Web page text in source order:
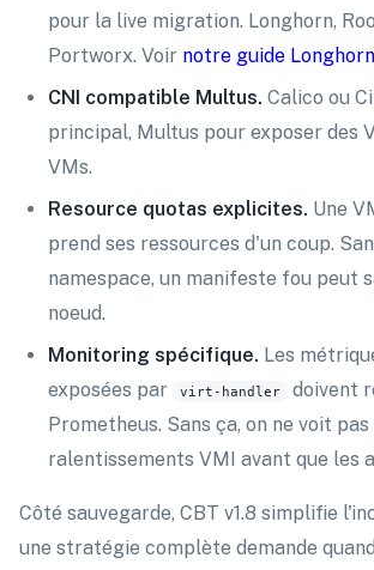
pour la live migration. Longhorn,
Portworx. Voir notre guide Longhorn
CNI compatible Multus. Calico ou
principal, Multus pour exposer des
VMs.
Resource quotas explicites. Une
prend ses ressources d'un coup.
namespace, un manifeste fou peut
noeud.
Monitoring spécifique. Les
exposées par virt-handler
doivent
Prometheus. Sans ça, on ne voit pas
ralentissements VMI avant que les
Côté sauvegarde, CBT v1.8 simplifie
une stratégie complète demande